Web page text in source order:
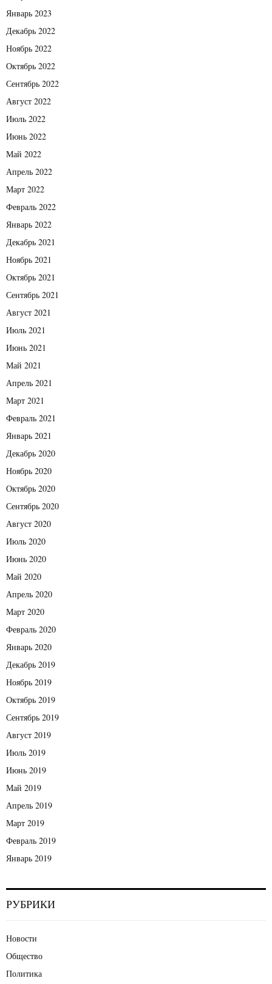
Январь 2023
Декабрь 2022
Ноябрь 2022
Октябрь 2022
Сентябрь 2022
Август 2022
Июль 2022
Июнь 2022
Май 2022
Апрель 2022
Март 2022
Февраль 2022
Январь 2022
Декабрь 2021
Ноябрь 2021
Октябрь 2021
Сентябрь 2021
Август 2021
Июль 2021
Июнь 2021
Май 2021
Апрель 2021
Март 2021
Февраль 2021
Январь 2021
Декабрь 2020
Ноябрь 2020
Октябрь 2020
Сентябрь 2020
Август 2020
Июль 2020
Июнь 2020
Май 2020
Апрель 2020
Март 2020
Февраль 2020
Январь 2020
Декабрь 2019
Ноябрь 2019
Октябрь 2019
Сентябрь 2019
Август 2019
Июль 2019
Июнь 2019
Май 2019
Апрель 2019
Март 2019
Февраль 2019
Январь 2019
РУБРИКИ
Новости
Общество
Политика